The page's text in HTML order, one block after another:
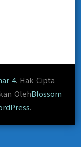
4. Hak Cipta
OlehBlossom
.